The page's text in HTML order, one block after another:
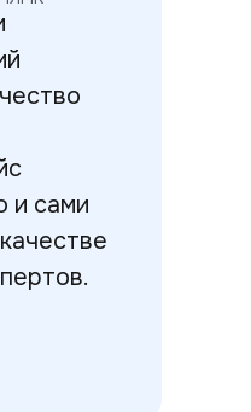
и сами